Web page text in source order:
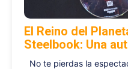
El Reino del
Steelbook: Una
No te pierdas la